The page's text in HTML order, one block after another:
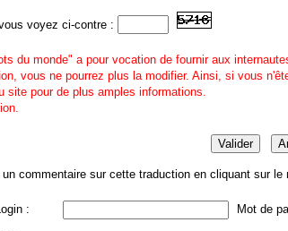
voyez ci-contre :
du monde" a pour vocation de fournir aux
vous ne pourrez plus la modifier. Ainsi, si vous
site pour de plus amples informations.
commentaire sur cette traduction en cliquant sur
: Mot de